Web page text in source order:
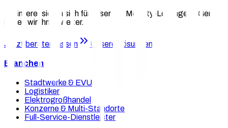
Sie interessieren sich für unsere E-Mobility-Lösungen? Gerne
helfen wir Ihnen weiter.
Jetzt beraten lassen Unsere Lösungen
Branchen
Stadtwerke & EVU
Logistiker
Elektrogroßhandel
Konzerne & Multi-Standorte
Full-Service-Dienstleister